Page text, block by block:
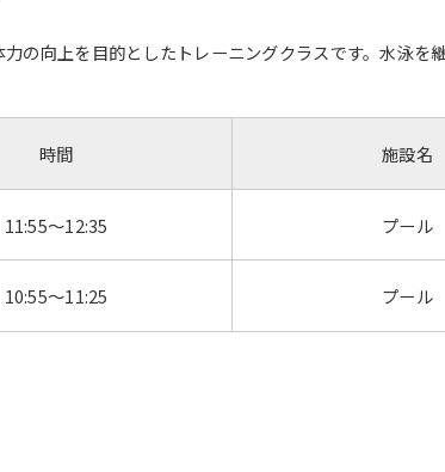
の向上を目的としたトレーニングクラスです。水泳
時間
11:55～12:35
施設名
プール
10:55～11:25 プール
fully understand this before
the service.
Automatic translation